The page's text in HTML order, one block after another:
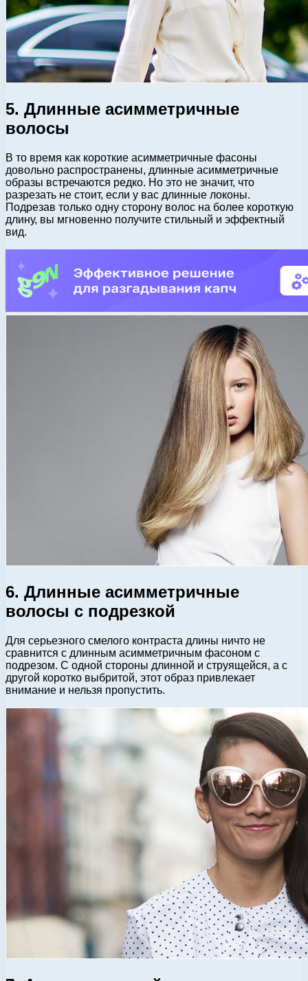
5. Длинные асимметричные
волосы
В то время как короткие асимметричные фасоны
довольно распространены, длинные асимметричные
образы встречаются редко. Но это не значит, что
разрезать не стоит, если у вас длинные локоны.
Подрезав только одну сторону волос на более короткую
длину, вы мгновенно получите стильный и эффектный
вид.
6. Длинные асимметричные
волосы с подрезкой
Для серьезного смелого контраста длины ничто не
сравнится с длинным асимметричным фасоном с
подрезом. С одной стороны длинной и струящейся, а с
другой коротко выбритой, этот образ привлекает
внимание и нельзя пропустить.